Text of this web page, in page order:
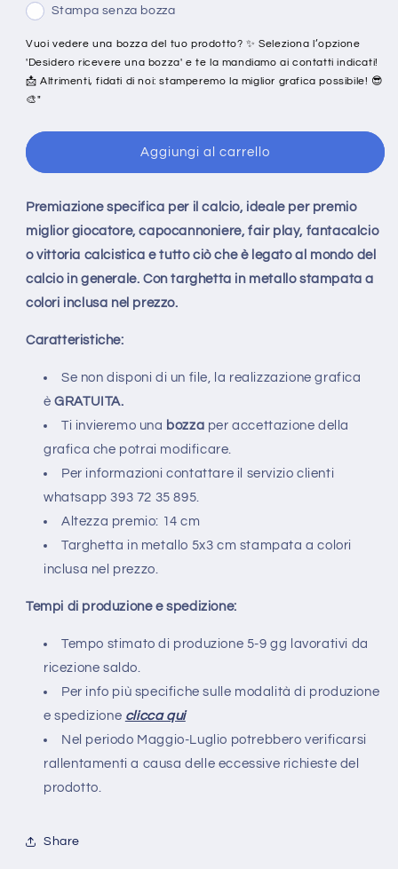
Stampa senza bozza
Vuoi vedere una bozza del tuo prodotto? ✨ Seleziona l’opzione
'Desidero ricevere una bozza' e te la mandiamo ai contatti indicati!
📩 Altrimenti, fidati di noi: stamperemo la miglior grafica possibile! 😎
🎨"
Aggiungi al carrello
Premiazione specifica per il calcio, ideale per premio
miglior giocatore, capocannoniere, fair play, fantacalcio
o vittoria calcistica e tutto ciò che è legato al mondo del
calcio in generale. Con targhetta in metallo stampata a
colori inclusa nel prezzo.
Caratteristiche:
Se non disponi di un file, la realizzazione grafica
è GRATUITA.
Ti invieremo una bozza per accettazione della
grafica che potrai modificare.
Per informazioni contattare il servizio clienti
whatsapp 393 72 35 895.
Altezza premio: 14 cm
Targhetta in metallo 5x3 cm stampata a colori
inclusa nel prezzo.
Tempi di produzione e spedizione:
Tempo stimato di produzione 5-9 gg lavorativi da
ricezione saldo.
Per info più specifiche sulle modalità di produzione
e spedizione clicca qui
Nel periodo Maggio-Luglio potrebbero verificarsi
rallentamenti a causa delle eccessive richieste del
prodotto.
Share